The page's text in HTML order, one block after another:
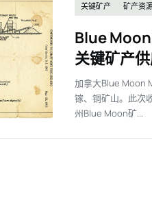
关键矿产 矿产资
Blue
关键矿产
加拿大Blue Moon
镓、铜矿山。此次
州Blue Moon矿...